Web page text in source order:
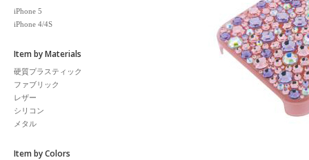
iPhone 5
iPhone 4/4S
Item by Materials
硬質プラスティック
ファブリック
レザー
シリコン
メタル
Item by Colors